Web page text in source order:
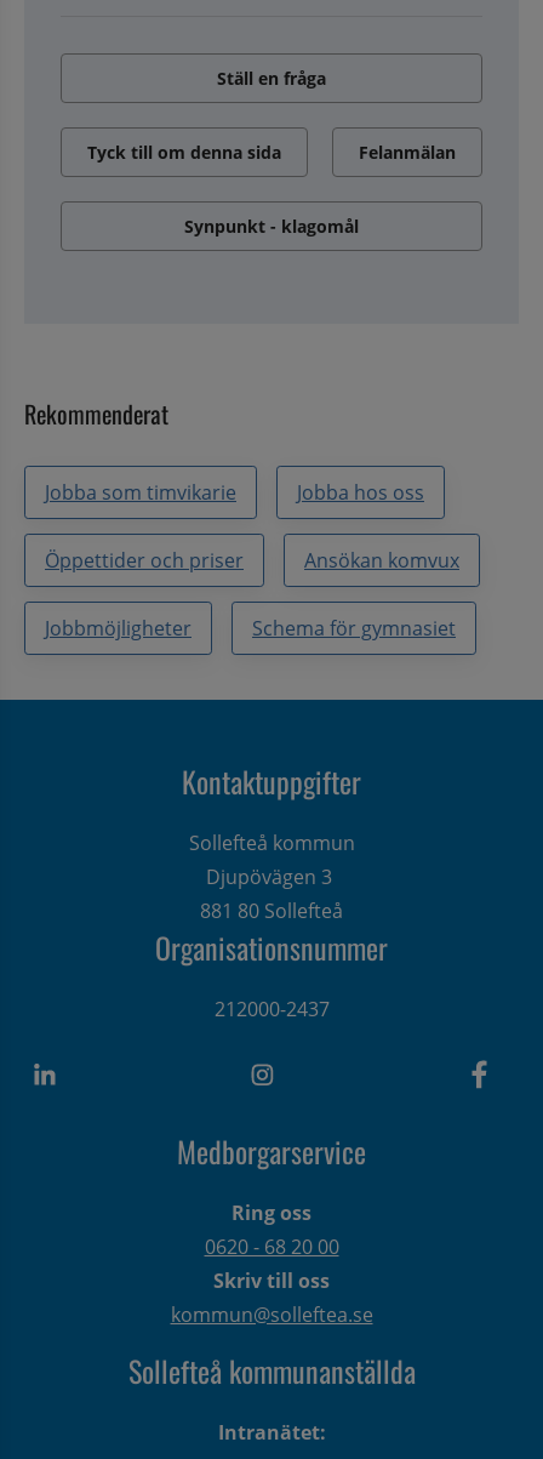
Ställ en fråga
Tyck till om denna sida Felanmälan
Synpunkt - klagomål
Rekommenderat
Jobba som timvikarie Jobba hos oss
Öppettider och priser Ansökan komvux
Jobbmöjligheter Schema för gymnasiet
Kontaktuppgifter
Sollefteå kommun
Djupövägen 3
881 80 Sollefteå
Organisationsnummer
212000-2437
Medborgarservice
Ring oss
0620 - 68 20 00
Skriv till oss
kommun@solleftea.se
Sollefteå kommunanställda
Intranätet: